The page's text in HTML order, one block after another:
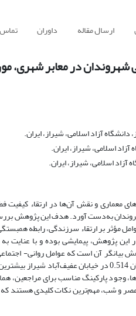
ارسال مقاله داوران تماس
شهروندان در معابر شهری،
آزاد اسلامی، شیراز، ایران.
اسلامی، شیراز، ایران.
اسلامی، شیراز، ایران.
معماری و نقش آن‌ها در ارتقاء
به‌دست آورد. هدف این پژوهش
بر ارتقاء سرزندگی، رابطه
پژوهش، پیمایشی بوده و با عنایت
0.547، عوامل محیطی به میزان 0.312 و تسهیلات رفاهی و
پارکینگ مناسب برای مراجعین،
و شب، مهم‌ترین نکات کلیدی هستند